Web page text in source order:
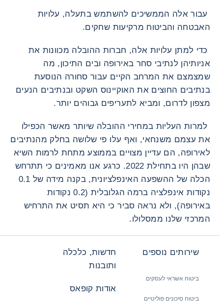
עבור אלה הממשיכים להשתמש בתעלה, עלויות
האבטחה והביטוח מרקיעות שחקים.
כדי למתן עלויות אלה, חברות ההובלה מכוונות את
אניותיהן לנתיבי סחר באירופה ובים התיכון, מה
שמצמצם את המרחב הקיים עבור סחורה הנוסעת
בנתיבים החוצים את האוקיינוס השקט ובנתיבים הנעים
מצפון לדרום, ומביא לתעריפים גבוהים יותר.
למרות העליות במחירי ההובלה שיותר מאשר הכפילו
את עצמם משנחאי, ואף עלו פי שלושה בחלק מהנתיבים
לאירופה, הם עדיין מצויים בממוצע מתחת לרמות השיא
שבהן היו בתחילת 2022. כרגע אנו מאמינים כי תתרחש
הכלה של ההשפעה האינפלציונית, בקנה מידה של 0.1
נקודות אינפלציה ברמה הגלובלית (0.2 נקודות
באירופה), ולא נראה סביר כי היא תסיט את התרחיש
המרכזי שלנו ממסלולו.
שירותים נוספים
ביטוח אשראי לעסקים
ביטוח סיכונים פוליטיים
חדשות, כלכלה
ותובנות
אודות קופאס